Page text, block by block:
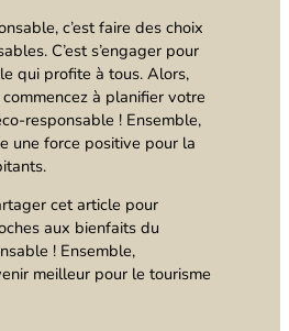
c’est faire des choix
C’est s’engager pour
qui profite à tous. Alors,
à planifier votre
responsable ! Ensemble,
une force positive pour la
cet article pour
aux bienfaits du
! Ensemble,
meilleur pour le tourisme